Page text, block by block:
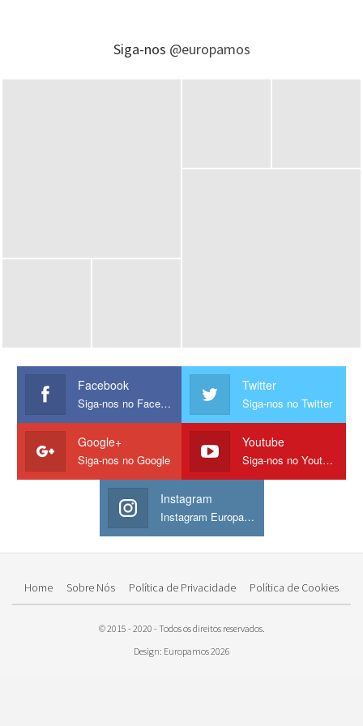
Siga-nos @europamos
Facebook
Siga-nos no Facebook
Twitter
Siga-nos no Twitter
Google+
Siga-nos no Google
Youtube
Siga-nos no Youtube
Instagram
Instagram Europamos
Home Sobre Nós Política de Privacidade Política de Cookies
© 2015 - 2020 - Todos os direitos reservados.
Design: Europamos 2026